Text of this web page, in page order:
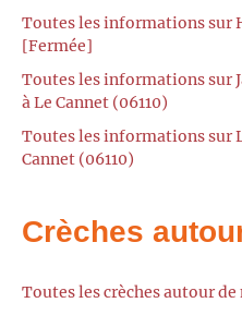
Toutes les informations sur
[Fermée]
Toutes les informations sur
à Le Cannet (06110)
Toutes les informations sur
Cannet (06110)
Crèches
Toutes les crèches autour